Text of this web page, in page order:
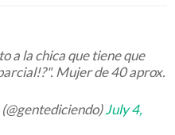
a la chica que tiene que
Mujer de 40 aprox.
July 4,